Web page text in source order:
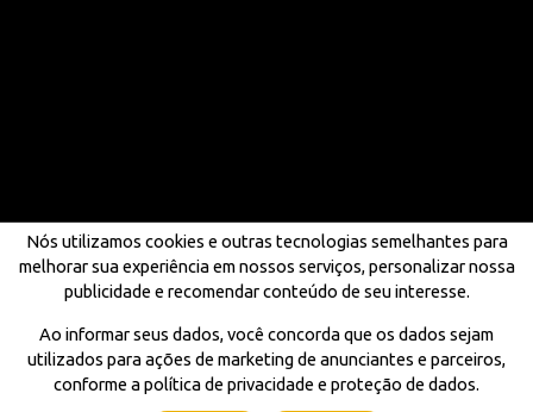
Nós utilizamos cookies e outras tecnologias semelhantes para
melhorar sua experiência em nossos serviços, personalizar nossa
publicidade e recomendar conteúdo de seu interesse.
Ao informar seus dados, você concorda que os dados sejam
utilizados para ações de marketing de anunciantes e parceiros,
conforme a política de privacidade e proteção de dados.